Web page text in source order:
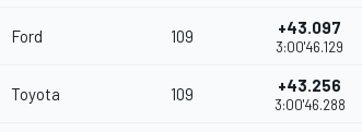
Ford 109 +43.097
3:00'46.129
Toyota 109 +43.256
3:00'46.288